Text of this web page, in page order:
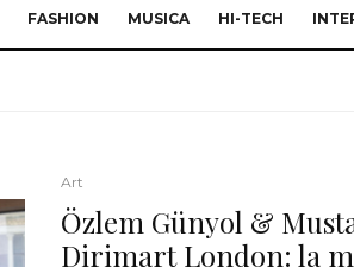
FASHION MUSICA HI-TECH
Art
Özlem Günyol &
Dirimart London: la